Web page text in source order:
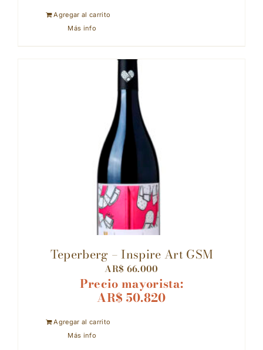
Agregar al carrito
Más info
Teperberg – Inspire Art GSM
AR$ 66.000
Precio mayorista:
AR$ 50.820
Agregar al carrito
Más info